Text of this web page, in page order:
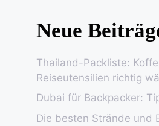
Neue
Thailand-Packliste:
Reiseutensilien richtig
Dubai für Backpacker:
Die besten Strände und